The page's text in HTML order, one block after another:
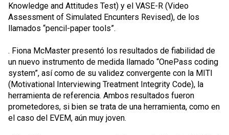
Knowledge and Attitudes Test) y el VASE-R (Video
Assessment of Simulated Encunters Revised), de los
llamados “pencil-paper tools”.
. Fiona McMaster presentó los resultados de fiabilidad de
un nuevo instrumento de medida llamado “OnePass coding
system”, así como de su validez convergente con la MITI
(Motivational Interviewing Treatment Integrity Code), la
herramienta de referencia. Ambos resultados fueron
prometedores, si bien se trata de una herramienta, como en
el caso del EVEM, aún muy joven.